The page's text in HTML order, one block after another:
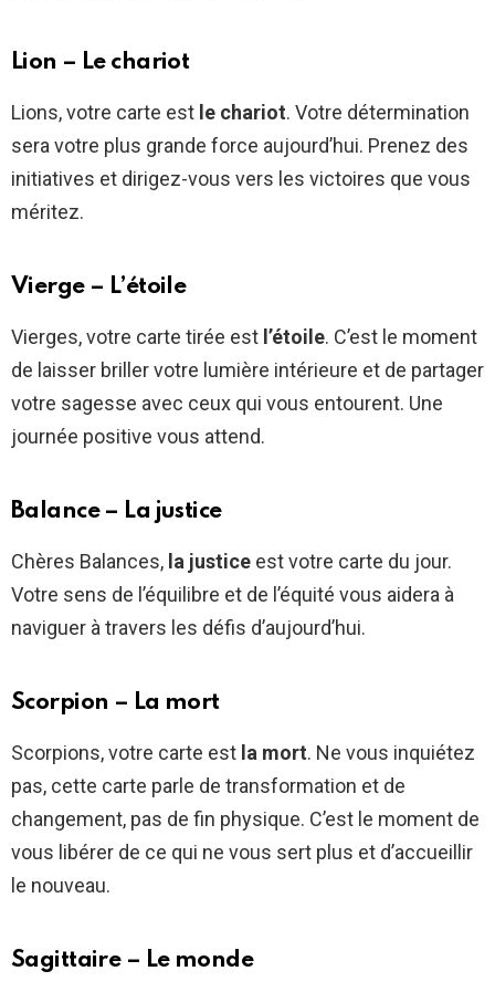
Lion – Le chariot
Lions, votre carte est le chariot. Votre détermination
sera votre plus grande force aujourd’hui. Prenez des
initiatives et dirigez-vous vers les victoires que vous
méritez.
Vierge – L’étoile
Vierges, votre carte tirée est l’étoile. C’est le moment
de laisser briller votre lumière intérieure et de partager
votre sagesse avec ceux qui vous entourent. Une
journée positive vous attend.
Balance – La justice
Chères Balances, la justice est votre carte du jour.
Votre sens de l’équilibre et de l’équité vous aidera à
naviguer à travers les défis d’aujourd’hui.
Scorpion – La mort
Scorpions, votre carte est la mort. Ne vous inquiétez
pas, cette carte parle de transformation et de
changement, pas de fin physique. C’est le moment de
vous libérer de ce qui ne vous sert plus et d’accueillir
le nouveau.
Sagittaire – Le monde